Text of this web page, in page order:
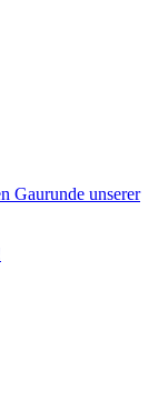
Gaurunde unserer